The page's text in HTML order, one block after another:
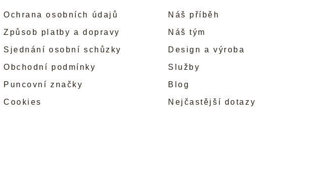
Ochrana osobních údajů
Způsob platby a dopravy
Sjednání osobní schůzky
Obchodní podmínky
Puncovní značky
Cookies
Náš příběh
Náš tým
Design a výroba
Služby
Blog
Nejčastější dotazy